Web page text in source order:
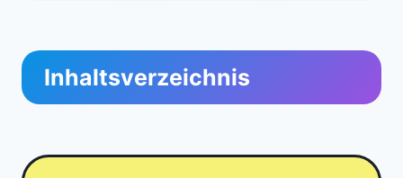
Inhaltsverzeichnis